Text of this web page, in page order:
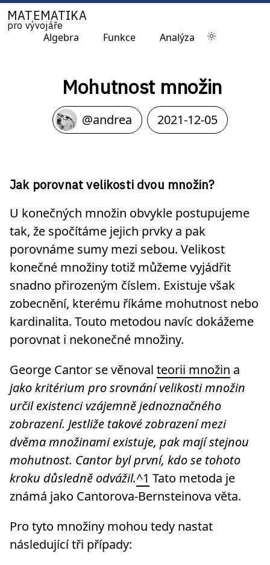
MATEMATIKA
pro vývojáře
Algebra Funkce Analýza
Mohutnost množin
@andrea 2021-12-05
Jak porovnat velikosti dvou množin?
U konečných množin obvykle postupujeme
tak, že spočítáme jejich prvky a pak
porovnáme sumy mezi sebou. Velikost
konečné množiny totiž můžeme vyjádřit
snadno přirozeným číslem. Existuje však
zobecnění, kterému říkáme mohutnost nebo
kardinalita. Touto metodou navíc dokážeme
porovnat i nekonečné množiny.
George Cantor se věnoval teorii množin a
jako kritérium pro srovnání velikosti množin
určil existenci vzájemně jednoznačného
zobrazení. Jestliže takové zobrazení mezi
dvěma množinami existuje, pak mají stejnou
mohutnost. Cantor byl první, kdo se tohoto
kroku důsledně odvážil.^1 Tato metoda je
známá jako Cantorova-Bernsteinova věta.
Pro tyto množiny mohou tedy nastat
následující tři případy: